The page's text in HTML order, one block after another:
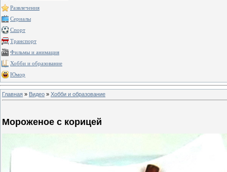
Развлечения
Сериалы
Спорт
Транспорт
Фильмы и анимация
Хобби и образование
Юмор
Главная » Видео » Хобби и образование
Мороженое с корицей